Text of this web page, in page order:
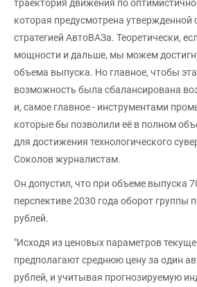
траектория движения по
которая предусмотрена утвержденной
стратегией АвтоВАЗа. Теоретически,
мощности и дальше, мы можем
объема выпуска. Но главное, чтобы
возможность была сбалансирована
и, самое главное - инструментами
которые бы позволили её в полном
для достижения технологического
Соколов журналистам.
Он допустил, что при объеме выпуска
перспективе 2030 года оборот группы
рублей.
"Исходя из ценовых параметров
предполагают среднюю цену за один
рублей, и учитывая прогнозируемую